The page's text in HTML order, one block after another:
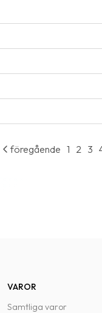
föregående 1 2 3
VAROR
Samtliga varor